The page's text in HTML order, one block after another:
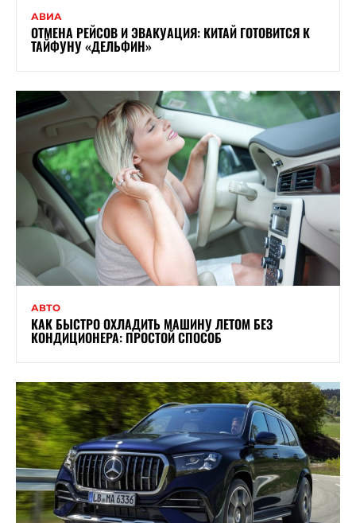
АВИА
ОТМЕНА РЕЙСОВ И ЭВАКУАЦИЯ: КИТАЙ ГОТОВИТСЯ К
ТАЙФУНУ «ДЕЛЬФИН»
АВТО
КАК БЫСТРО ОХЛАДИТЬ МАШИНУ ЛЕТОМ БЕЗ
КОНДИЦИОНЕРА: ПРОСТОЙ СПОСОБ